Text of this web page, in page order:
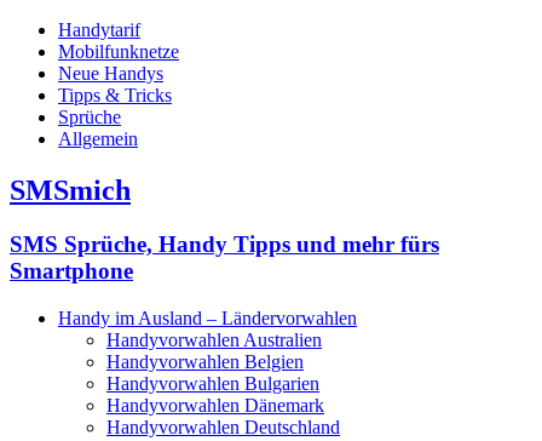
Handytarif
Mobilfunknetze
Neue Handys
Tipps & Tricks
Sprüche
Allgemein
SMSmich
SMS Sprüche, Handy Tipps und mehr fürs
Smartphone
Handy im Ausland – Ländervorwahlen
Handyvorwahlen Australien
Handyvorwahlen Belgien
Handyvorwahlen Bulgarien
Handyvorwahlen Dänemark
Handyvorwahlen Deutschland